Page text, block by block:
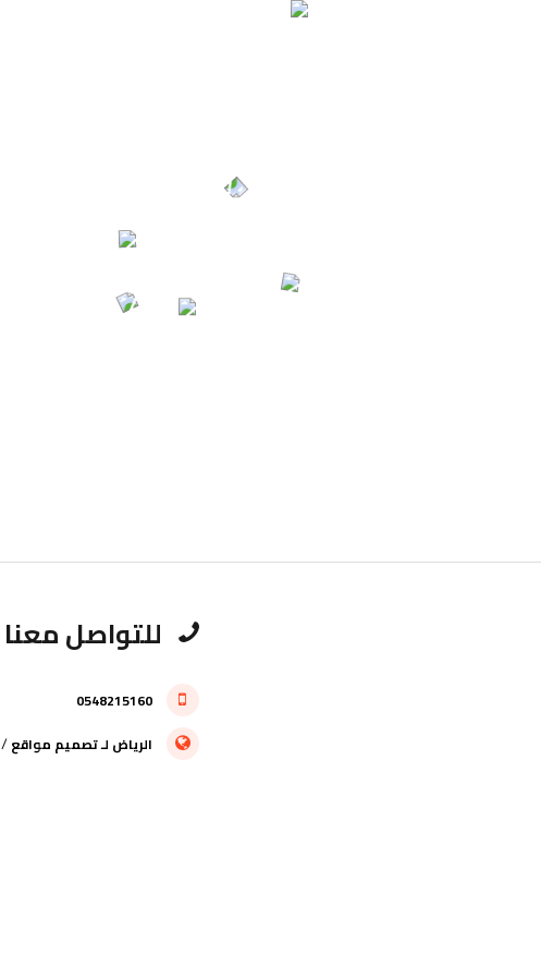
للتواصل معنا
0548215160
الرياض لـتصميم مواقع/